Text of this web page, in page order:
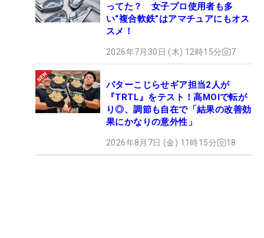
ってた？ 女子プロ使用者も多
い“複合軟鉄”はアマチュアにもオス
スメ！
2026年7月30日 (木) 12時15分 7
パターこじらせギア担当2人が
『TRTL』をテスト！高MOIで転が
り◎、調節も自在で「結果の改善効
果にかなりの意外性」
2026年8月7日 (金) 11時15分 18